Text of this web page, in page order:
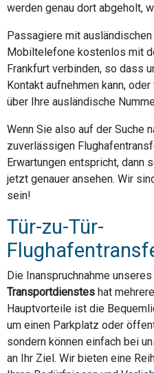
werden genau dort abgeholt,
Passagiere mit
Mobiltelefone kostenlos mit
Frankfurt verbinden, so dass
Kontakt aufnehmen kann,
über Ihre ausländische
Wenn Sie also auf der Suche
zuverlässigen
Erwartungen entspricht, dann
jetzt genauer ansehen. Wir
sein!
Tür-zu-Tür-
Die Inanspruchnahme unseres
Transportdienstes hat
Hauptvorteile ist die
um einen Parkplatz oder
sondern können einfach bei
an Ihr Ziel. Wir bieten eine